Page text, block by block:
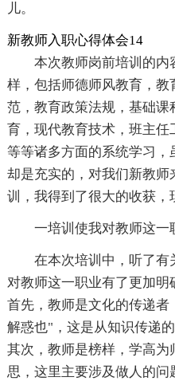
儿。
新教师入职心得体会14
本次教师岗前培训的内
样，包括师德师风教育，
范，教育政策法规，基础
育，现代教育技术，班主
等等诸多方面的系统学习
却是充实的，对我们新教
训，我得到了很大的收获
一培训使我对教师这一
在本次培训中，听了
对教师这一职业有了更加
首先，教师是文化的传递者
解惑也"，这是从知识传递
其次，教师是榜样，学高
思，这里主要涉及做人的